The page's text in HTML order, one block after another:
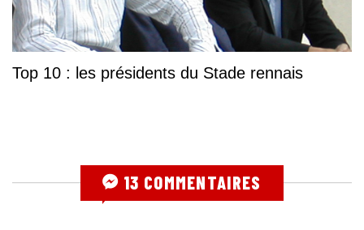
Top 10 : les présidents du Stade rennais
13 COMMENTAIRES